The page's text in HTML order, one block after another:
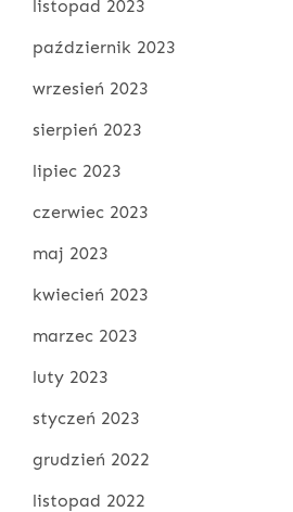
listopad 2023
październik 2023
wrzesień 2023
sierpień 2023
lipiec 2023
czerwiec 2023
maj 2023
kwiecień 2023
marzec 2023
luty 2023
styczeń 2023
grudzień 2022
listopad 2022